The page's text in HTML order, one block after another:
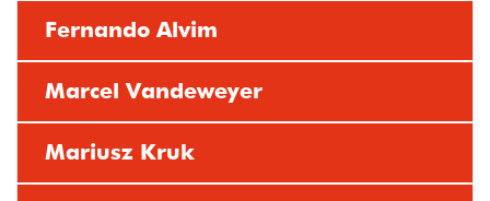
Fernando Alvim
Marcel Vandeweyer
Mariusz Kruk